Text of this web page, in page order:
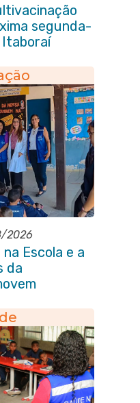
segunda-
2026
Escola e a
da
Adelaide de